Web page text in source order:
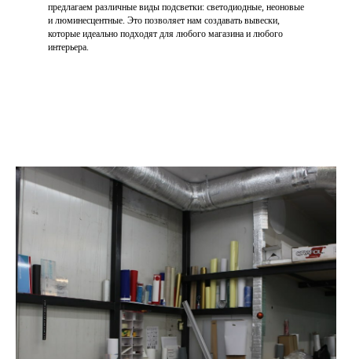
предлагаем различные виды подсветки: светодиодные, неоновые
и люминесцентные. Это позволяет нам создавать вывески,
которые идеально подходят для любого магазина и любого
интерьера.